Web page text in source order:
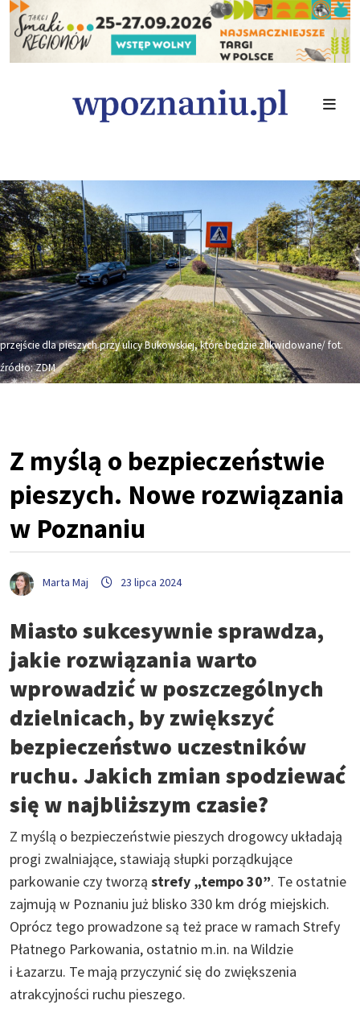
przejście dla pieszych przy ulicy Bukowskiej, które będzie zlikwidowane/ fot.
źródło: ZDM
Z myślą o bezpieczeństwie
pieszych. Nowe rozwiązania
w Poznaniu
Marta Maj 23 lipca 2024
Miasto sukcesywnie sprawdza,
jakie rozwiązania warto
wprowadzić w poszczególnych
dzielnicach, by zwiększyć
bezpieczeństwo uczestników
ruchu. Jakich zmian spodziewać
się w najbliższym czasie?
Z myślą o bezpieczeństwie pieszych drogowcy układają
progi zwalniające, stawiają słupki porządkujące
parkowanie czy tworzą strefy „tempo 30”. Te ostatnie
zajmują w Poznaniu już blisko 330 km dróg miejskich.
Oprócz tego prowadzone są też prace w ramach Strefy
Płatnego Parkowania, ostatnio m.in. na Wildzie
i Łazarzu. Te mają przyczynić się do zwiększenia
atrakcyjności ruchu pieszego.